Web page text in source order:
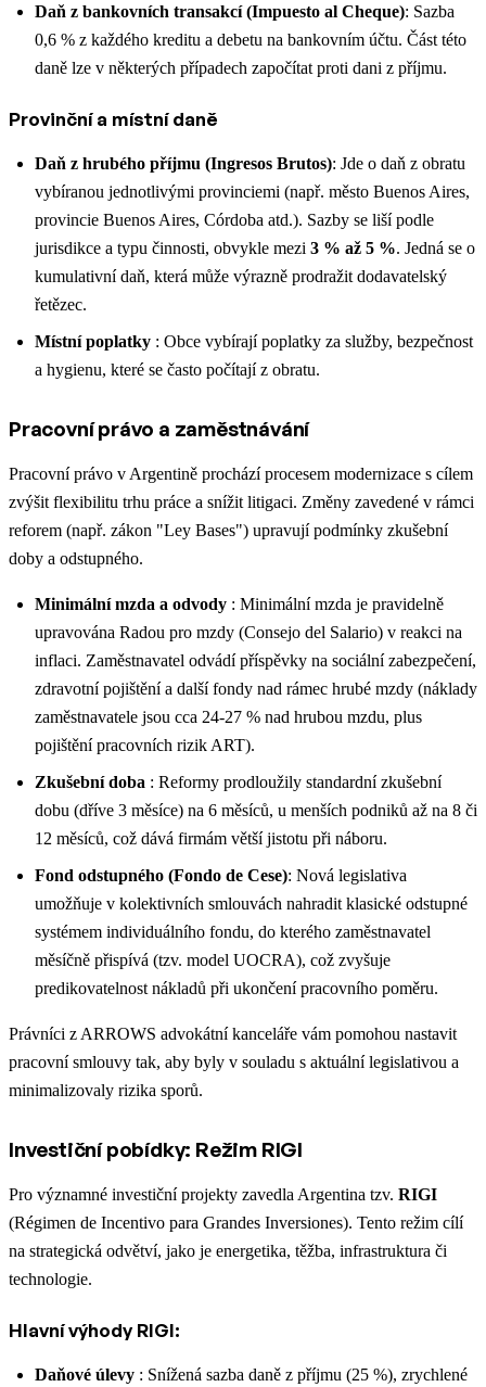
Daň z bankovních transakcí (Impuesto al Cheque): Sazba
0,6 % z každého kreditu a debetu na bankovním účtu. Část této
daně lze v některých případech započítat proti dani z příjmu.
Provinční a místní daně
Daň z hrubého příjmu (Ingresos Brutos): Jde o daň z obratu
vybíranou jednotlivými provinciemi (např. město Buenos Aires,
provincie Buenos Aires, Córdoba atd.). Sazby se liší podle
jurisdikce a typu činnosti, obvykle mezi 3 % až 5 %. Jedná se o
kumulativní daň, která může výrazně prodražit dodavatelský
řetězec.
Místní poplatky : Obce vybírají poplatky za služby, bezpečnost
a hygienu, které se často počítají z obratu.
Pracovní právo a zaměstnávání
Pracovní právo v Argentině prochází procesem modernizace s cílem
zvýšit flexibilitu trhu práce a snížit litigaci. Změny zavedené v rámci
reforem (např. zákon "Ley Bases") upravují podmínky zkušební
doby a odstupného.
Minimální mzda a odvody : Minimální mzda je pravidelně
upravována Radou pro mzdy (Consejo del Salario) v reakci na
inflaci. Zaměstnavatel odvádí příspěvky na sociální zabezpečení,
zdravotní pojištění a další fondy nad rámec hrubé mzdy (náklady
zaměstnavatele jsou cca 24-27 % nad hrubou mzdu, plus
pojištění pracovních rizik ART).
Zkušební doba : Reformy prodloužily standardní zkušební
dobu (dříve 3 měsíce) na 6 měsíců, u menších podniků až na 8 či
12 měsíců, což dává firmám větší jistotu při náboru.
Fond odstupného (Fondo de Cese): Nová legislativa
umožňuje v kolektivních smlouvách nahradit klasické odstupné
systémem individuálního fondu, do kterého zaměstnavatel
měsíčně přispívá (tzv. model UOCRA), což zvyšuje
predikovatelnost nákladů při ukončení pracovního poměru.
Právníci z ARROWS advokátní kanceláře vám pomohou nastavit
pracovní smlouvy tak, aby byly v souladu s aktuální legislativou a
minimalizovaly rizika sporů.
Investiční pobídky: Režim RIGI
Pro významné investiční projekty zavedla Argentina tzv. RIGI
(Régimen de Incentivo para Grandes Inversiones). Tento režim cílí
na strategická odvětví, jako je energetika, těžba, infrastruktura či
technologie.
Hlavní výhody RIGI:
Daňové úlevy : Snížená sazba daně z příjmu (25 %), zrychlené